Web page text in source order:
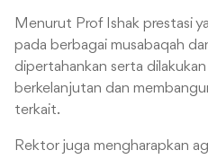
Menurut Prof Ishak prestasi
pada berbagai musabaqah
dipertahankan serta
berkelanjutan dan
terkait.
Rektor juga mengharapkan